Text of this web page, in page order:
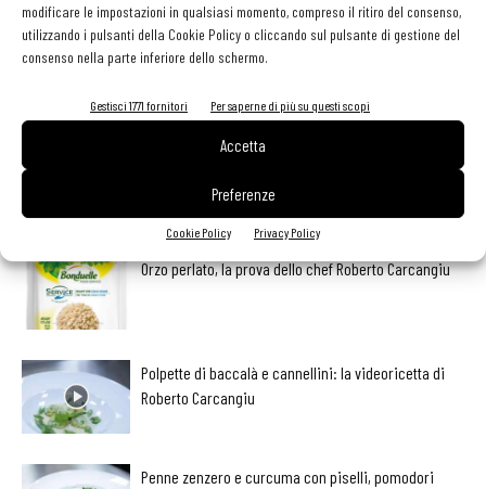
modificare le impostazioni in qualsiasi momento, compreso il ritiro del consenso,
utilizzando i pulsanti della Cookie Policy o cliccando sul pulsante di gestione del
consenso nella parte inferiore dello schermo.
Gestisci 1771 fornitori Per saperne di più su questi scopi
Accetta
Preferenze
Cookie Policy Privacy Policy
Facebook Twitter
Orzo perlato, la prova dello chef Roberto Carcangiu
Polpette di baccalà e cannellini: la videoricetta di
Roberto Carcangiu
Penne zenzero e curcuma con piselli, pomodori